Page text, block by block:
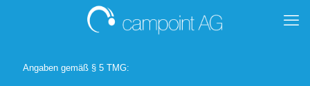
Angaben gemäß § 5 TMG: